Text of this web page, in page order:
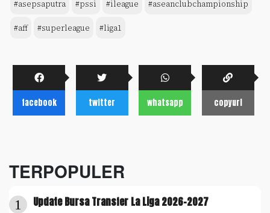
#asepsaputra #pssi #ileague #aseanclubchampionship
#aff #superleague #liga1
facebook twitter whatsapp copyurl
TERPOPULER
1 Update Bursa Transfer La Liga 2026-2027